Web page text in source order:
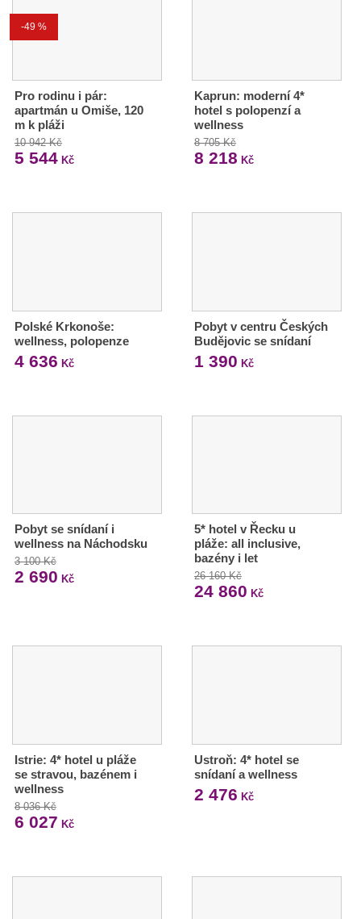
-49 %
Pro rodinu i pár:
apartmán u Omiše, 120
m k pláži
10 942 Kč
5 544 Kč
Kaprun: moderní 4*
hotel s polopenzí a
wellness
8 705 Kč
8 218 Kč
Polské Krkonoše:
wellness, polopenze
4 636 Kč
Pobyt v centru Českých
Budějovic se snídaní
1 390 Kč
Pobyt se snídaní i
wellness na Náchodsku
3 100 Kč
2 690 Kč
5* hotel v Řecku u
pláže: all inclusive,
bazény i let
26 160 Kč
24 860 Kč
Istrie: 4* hotel u pláže
se stravou, bazénem i
wellness
8 036 Kč
6 027 Kč
Ustroň: 4* hotel se
snídaní a wellness
2 476 Kč